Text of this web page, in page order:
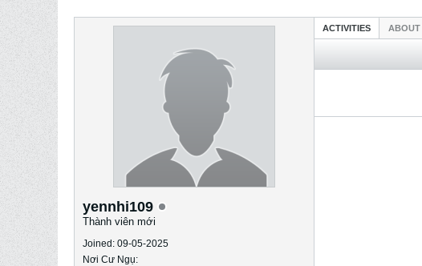
yennhi109
Thành viên mới
Joined: 09-05-2025
Nơi Cư Ngụ:
ACTIVITIES ABOUT